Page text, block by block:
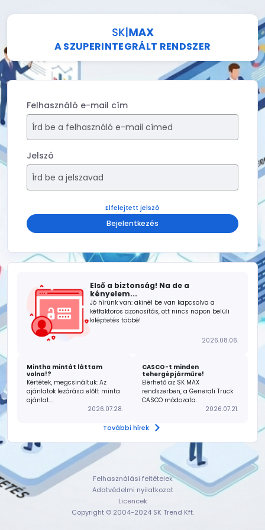
A SZUPERINTEGRÁLT RENDSZER
Felhasználó e-mail cím
Jelszó
Elfelejtett jelszó
Bejelentkezés
Első a biztonság! Na de a
kényelem...
Jó hírünk van: akinél be van kapcsolva a
kétfaktoros azonosítás, ott nincs napon belüli
kiléptetés többé!
2026.08.06.
Mintha mintát láttam
volna!?
Kértétek, megcsináltuk: Az
ajánlatok lezárása előtt minta
ajánlat...
2026.07.28.
CASCO-t minden
tehergépjárműre!
Elérhető az SK MAX
rendszerben, a Generali Truck
CASCO módozata.
2026.07.21.
További hírek
Felhasználási feltételek
Adatvédelmi nyilatkozat
Licencek
Copyright © 2004-2024 SK Trend Kft.